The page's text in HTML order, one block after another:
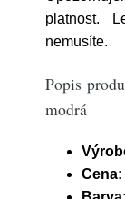
platnost.
nemusíte.
Popis
modrá
Cena: